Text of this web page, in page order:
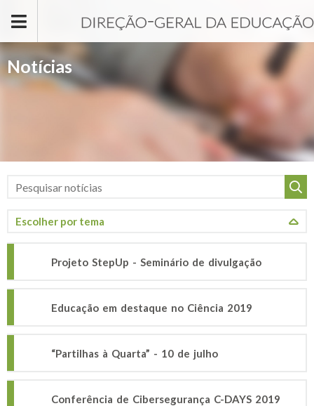
Notícias
Projeto StepUp - Seminário de divulgação
Educação em destaque no Ciência 2019
“Partilhas à Quarta” - 10 de julho
Conferência de Cibersegurança C-DAYS 2019